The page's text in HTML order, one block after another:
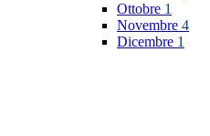
Ottobre 1
Novembre 4
Dicembre 1